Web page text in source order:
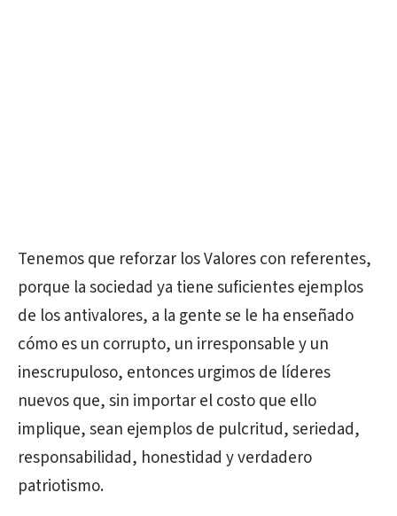
Tenemos que reforzar los Valores con referentes,
porque la sociedad ya tiene suficientes ejemplos
de los antivalores, a la gente se le ha enseñado
cómo es un corrupto, un irresponsable y un
inescrupuloso, entonces urgimos de líderes
nuevos que, sin importar el costo que ello
implique, sean ejemplos de pulcritud, seriedad,
responsabilidad, honestidad y verdadero
patriotismo.